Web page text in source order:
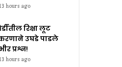
hours ago
रिक्षा लूट
उघडे पाडले
प्रश्न!
hours ago